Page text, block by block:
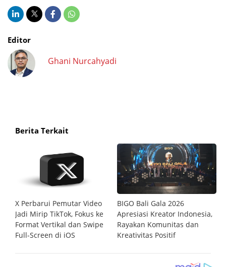
Editor
Ghani Nurcahyadi
Berita Terkait
X Perbarui Pemutar Video
Jadi Mirip TikTok, Fokus ke
Format Vertikal dan Swipe
Full-Screen di iOS
BIGO Bali Gala 2026
Apresiasi Kreator Indonesia,
Rayakan Komunitas dan
Kreativitas Positif